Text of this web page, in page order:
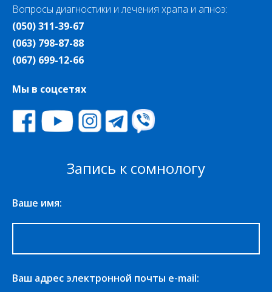
Вопросы диагностики и лечения храпа и апноэ:
(050) 311-39-67
(063) 798-87-88
(067) 699-12-66
Мы в соцсетях
Запись к сомнологу
Ваше имя:
Ваш адрес электронной почты e-mail: